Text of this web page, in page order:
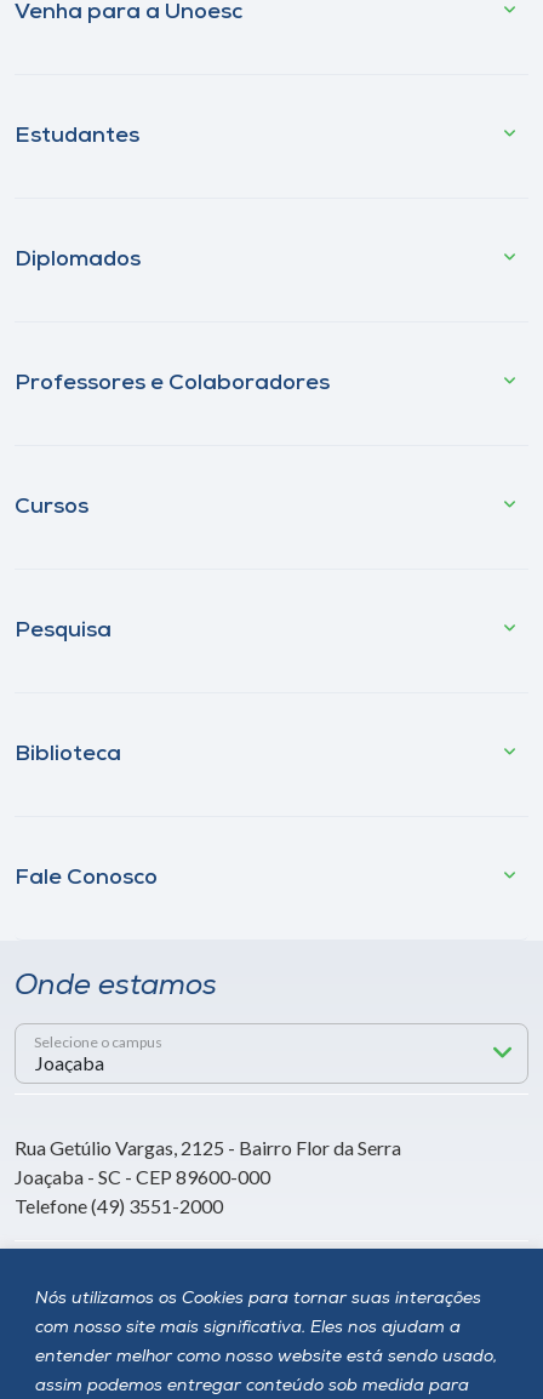
Nós utilizamos os Cookies para tornar suas interações
com nosso site mais significativa. Eles nos ajudam a
entender melhor como nosso website está sendo usado,
assim podemos entregar conteúdo sob medida para
Venha para a Unoesc
Estudantes
Diplomados
Professores e Colaboradores
Cursos
Pesquisa
Biblioteca
Fale Conosco
Onde estamos
Selecione o campus
Rua Getúlio Vargas, 2125 - Bairro Flor da Serra
Joaçaba - SC - CEP 89600-000
Telefone (49) 3551-2000
Siga a Unoesc